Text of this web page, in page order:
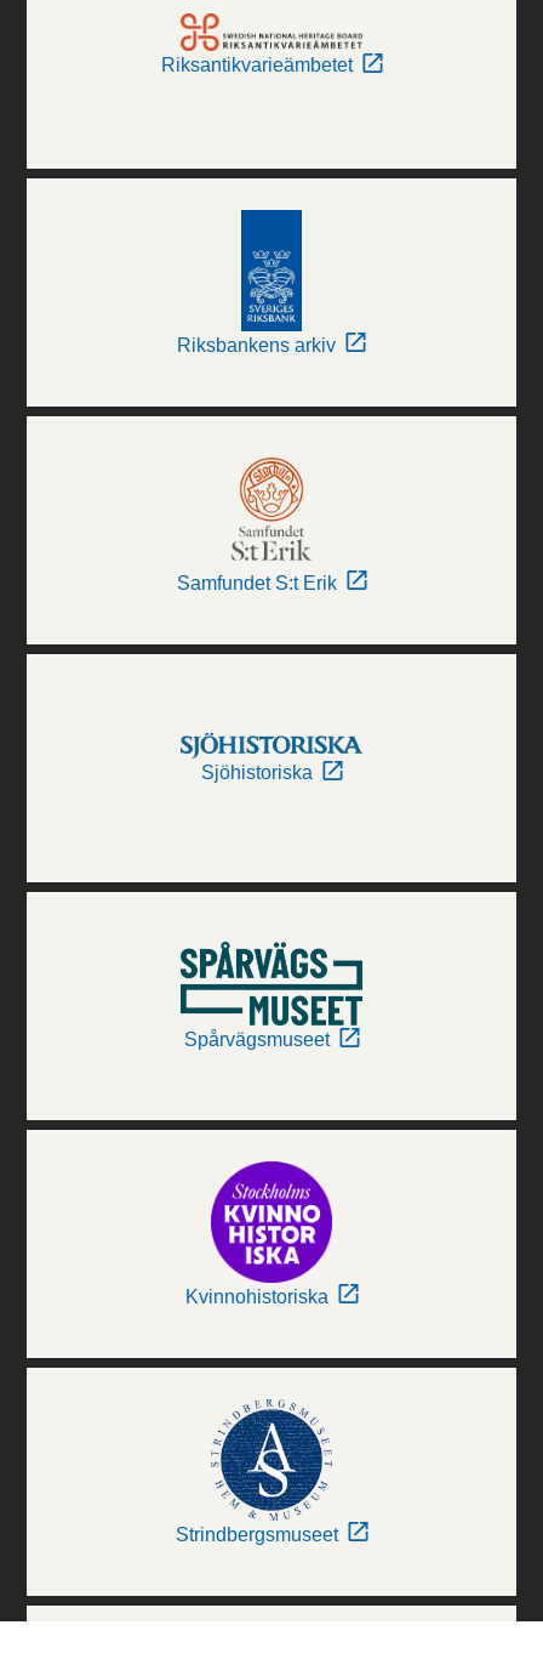
Riksantikvarieämbetet
Riksbankens arkiv
Samfundet S:t Erik
Sjöhistoriska
Spårvägsmuseet
Kvinnohistoriska
Strindbergsmuseet